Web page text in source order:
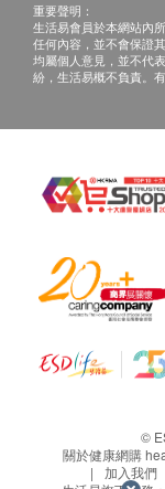
醫生講解報告
途。當閣下
諮詢有認可
本服務/產
網購
重要聲明：
生活易會員於本網站內
任何內容，並不會保證
均屬個人意見，並不代
紛，生活易概不負責。
©
關於健康網購
加入我們